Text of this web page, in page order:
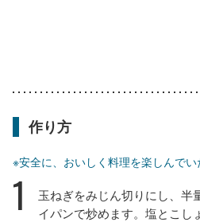
作り方
※安全に、おいしく料理を楽しんでい
1
玉ねぎをみじん切りにし、半
イパンで炒めます。塩とこし